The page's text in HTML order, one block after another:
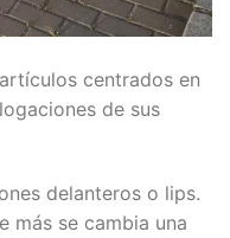
centrados en
de sus
delanteros o lips.
más se cambia una